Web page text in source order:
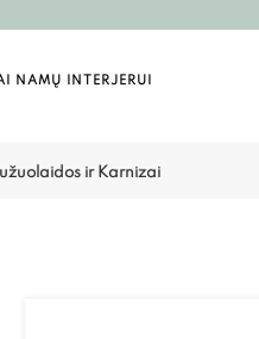
NAMŲ INTERJERUI
užuolaidos ir Karnizai